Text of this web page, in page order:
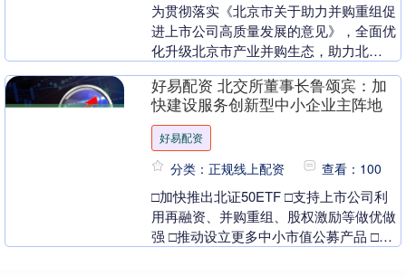
为贯彻落实《北京市关于助力并购重组促
进上市公司高质量发展的意见》，全面优
化升级北京市产业并购生态，助力北
京“四个中心”功能建设，在北京市委金融
办、北京证监局、北....
好易配资 北交所董事长鲁颂宾：加
快建设服务创新型中小企业主阵地
好易配资
分类：正规线上配资 查看：100
□加快推出北证50ETF □支持上市公司利
用再融资、并购重组、股权激励等做优做
强 □推动设立更多中小市值公募产品 □做